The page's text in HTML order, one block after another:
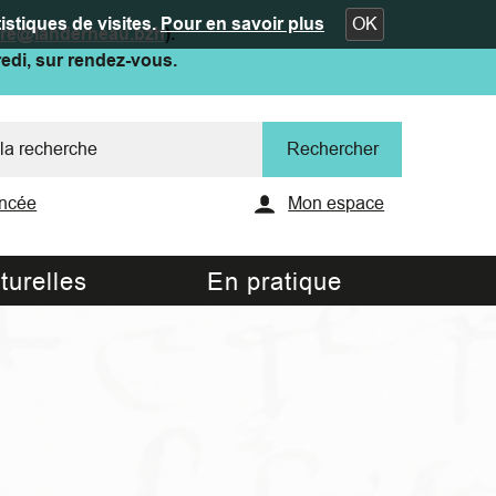
de visites.Pour en savoir plus OK
).
sur rendez-vous.
Mon espace
En pratique